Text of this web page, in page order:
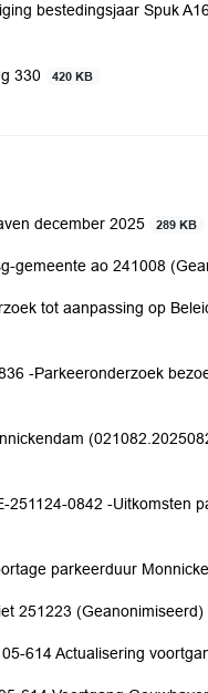
bestedingsjaar Spuk
330 420 KB
december 2025
289 KB
gemeente ao 241008
tot aanpassing op
-Parkeeronderzoek
251124-0842 -Uitkomsten
parkeerduur
251223 (Geanonimiseerd)
614 Actualisering